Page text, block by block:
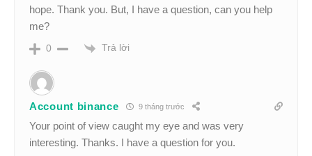
hope. Thank you. But, I have a question, can you help
me?
0 Trả lời
Account binance 9 tháng trước
Your point of view caught my eye and was very
interesting. Thanks. I have a question for you.